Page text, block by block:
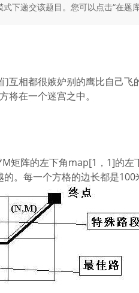
下递交该题目。您可以点击“在题
互相都很嫉妒别的鹰比自己
将在一个迷宫之中。
矩阵的左下角map[1，1]的
。每一个方格的边长都是100